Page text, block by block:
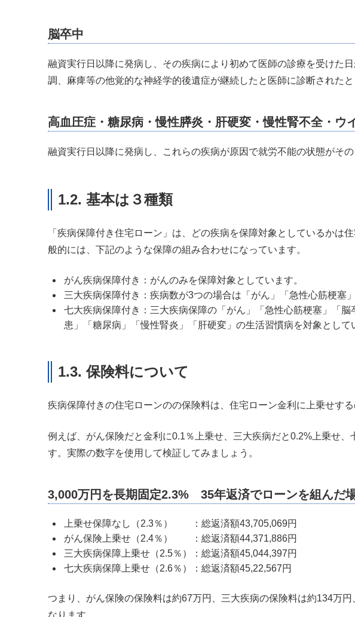
脳卒中
融資実行日以降に発病し、その疾病により初めて医師の診療を受けた
調、麻痺等の他覚的な神経学的後遺症が継続したと医師に診断されたと
高血圧症・糖尿病・慢性膵炎・肝硬変・慢性腎不全・ウ
融資実行日以降に発病し、これらの疾病が原因で就労不能の状態がそ
1.2. 基本は３種類
「疾病保障付き住宅ローン」は、どの疾病を保障対象としているかは
般的には、下記のような保障の組み合わせになっています。
がん疾病保障付き：がんのみを保障対象としています。
三大疾病保障付き：疾病数が3つの場合は「がん」「急性心筋梗塞
七大疾病保障付き：三大疾病保障の「がん」「急性心筋梗塞」「
患」「糖尿病」「慢性腎炎」「肝硬変」の生活習慣病を対象として
1.3. 保険料について
疾病保障付きの住宅ローンのの保険料は、住宅ローン金利に上乗せする
例えば、がん保険だと金利に0.1％上乗せ、三大疾病だと0.2%上乗せ、
す。実際の数字を使用して検証してみましょう。
3,000万円を長期固定2.3% 35年返済でローンを組んだ
上乗せ保障なし（2.3％） ：総返済額43,705,069円
がん保険上乗せ（2.4％） ：総返済額44,371,886円
三大疾病保障上乗せ（2.5％）：総返済額45,044,397円
七大疾病保障上乗せ（2.6％）：総返済額45,22,567円
つまり、がん保険の保険料は約67万円、三大疾病の保険料は約134万